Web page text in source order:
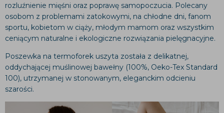
rozluźnienie mięśni oraz poprawę samopoczucia. Polecany
osobom z problemami zatokowymi, na chłodne dni, fanom
sportu, kobietom w ciąży, młodym mamom oraz wszystkim
ceniącym naturalne i ekologiczne rozwiązania pielęgnacyjne.
Poszewka na termoforek uszyta została z delikatnej,
oddychającej muślinowej bawełny (100%, Oeko-Tex Standard
100), utrzymanej w stonowanym, eleganckim odcieniu
szarości.